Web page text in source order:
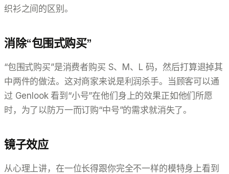
织衫之间的区别。
消除“包围式购买”
“包围式购买”是消费者购买 S、M、L 码，然后打算退掉其
中两件的做法。这对商家来说是利润杀手。当顾客可以通
过 Genlook 看到“小号”在他们身上的效果正如他们所愿
时，为了以防万一而订购“中号”的需求就消失了。
镜子效应
从心理上讲，在一位长得跟你完全不一样的模特身上看到